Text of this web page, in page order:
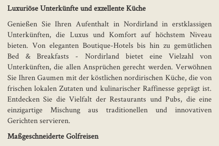
Luxuriöse Unterkünfte und exzellente Küche
Genießen Sie Ihren Aufenthalt in Nordirland in erstklassigen
Unterkünften, die Luxus und Komfort auf höchstem Niveau
bieten. Von eleganten Boutique-Hotels bis hin zu gemütlichen
Bed & Breakfasts - Nordirland bietet eine Vielzahl von
Unterkünften, die allen Ansprüchen gerecht werden. Verwöhnen
Sie Ihren Gaumen mit der köstlichen nordirischen Küche, die von
frischen lokalen Zutaten und kulinarischer Raffinesse geprägt ist.
Entdecken Sie die Vielfalt der Restaurants und Pubs, die eine
einzigartige Mischung aus traditionellen und innovativen
Gerichten servieren.
Maßgeschneiderte Golfreisen